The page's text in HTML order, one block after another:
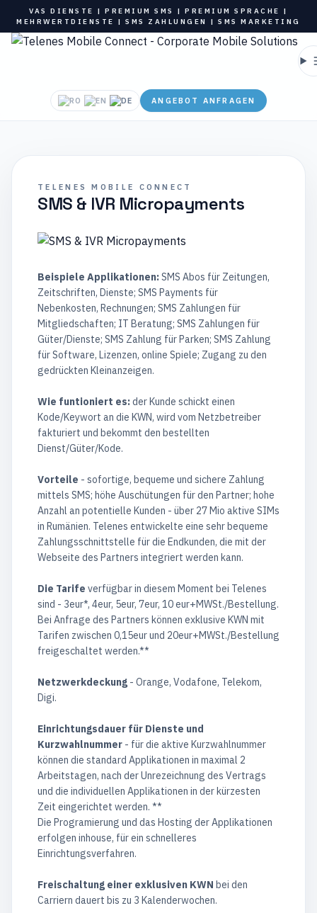
VAS DIENSTE | PREMIUM SMS | PREMIUM SPRACHE |
MEHRWERTDIENSTE | SMS ZAHLUNGEN | SMS MARKETING
ANGEBOT ANFRAGEN
TELENES MOBILE CONNECT
SMS & IVR Micropayments
Beispiele Applikationen:SMS Abos für Zeitungen,
Zeitschriften, Dienste; SMS Payments für
Nebenkosten, Rechnungen; SMS Zahlungen für
Mitgliedschaften; IT Beratung; SMS Zahlungen für
Güter/Dienste; SMS Zahlung für Parken; SMS Zahlung
für Software, Lizenzen, online Spiele; Zugang zu den
gedrückten Kleinanzeigen.
Wie funtioniert es:der Kunde schickt einen
Kode/Keywort an die KWN, wird vom Netzbetreiber
fakturiert und bekommt den bestellten
Dienst/Güter/Kode.
Vorteile - sofortige, bequeme und sichere Zahlung
mittels SMS; höhe Auschütungen für den Partner; hohe
Anzahl an potentielle Kunden - über 27 Mio aktive SIMs
in Rumänien. Telenes entwickelte eine sehr bequeme
Zahlungsschnittstelle für die Endkunden, die mit der
Webseite des Partners integriert werden kann.
Die Tarife verfügbar in diesem Moment bei Telenes
sind - 3eur*, 4eur, 5eur, 7eur, 10 eur+MWSt./Bestellung.
Bei Anfrage des Partners können exklusive KWN mit
Tarifen zwischen 0,15eur und 20eur+MWSt./Bestellung
freigeschaltet werden.**
Netzwerkdeckung - Orange, Vodafone, Telekom,
Digi.
Einrichtungsdauer für Dienste und
Kurzwahlnummer - für die aktive Kurzwahlnummer
können die standard Applikationen in maximal 2
Arbeitstagen, nach der Unrezeichnung des Vertrags
und die individuellen Applikationen in der kürzesten
Zeit eingerichtet werden. **
Die Programierung und das Hosting der Applikationen
erfolgen inhouse, für ein schnelleres
Einrichtungsverfahren.
Freischaltung einer exklusiven KWN bei den
Carriern dauert bis zu 3 Kalenderwochen.